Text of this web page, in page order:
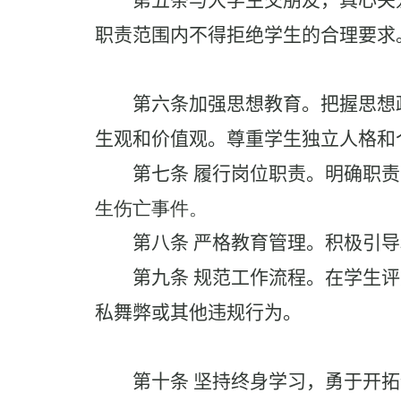
职责范围内不得拒绝学生的合理要求
第六条加强思想教育。把握思
生观和价值观。尊重学生独立人格
第七条 履行岗位职责。明确职
生伤亡事件。
第八条 严格教育管理。积极引
第九条 规范工作流程。在学生
私舞弊或其他违规行为。
第十条 坚持终身学习，勇于开